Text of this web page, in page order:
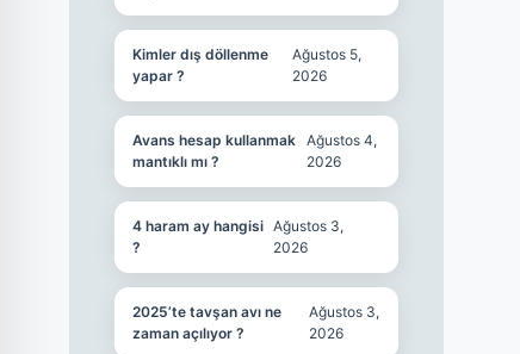
Kimler dış döllenme
yapar ?
Ağustos 5,
2026
Avans hesap kullanmak
mantıklı mı ?
Ağustos 4,
2026
4 haram ay hangisi
?
Ağustos 3,
2026
2025’te tavşan avı ne
zaman açılıyor ?
Ağustos 3,
2026